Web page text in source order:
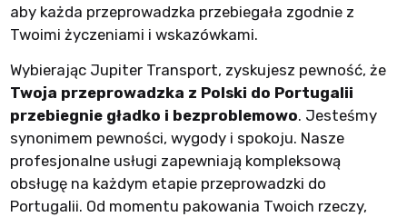
aby każda przeprowadzka przebiegała zgodnie z
Twoimi życzeniami i wskazówkami.
Wybierając Jupiter Transport, zyskujesz pewność, że
Twoja przeprowadzka z Polski do Portugalii
przebiegnie gładko i bezproblemowo. Jesteśmy
synonimem pewności, wygody i spokoju. Nasze
profesjonalne usługi zapewniają kompleksową
obsługę na każdym etapie przeprowadzki do
Portugalii. Od momentu pakowania Twoich rzeczy,